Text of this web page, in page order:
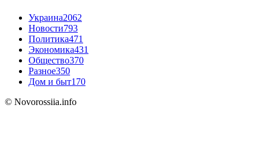
Украина2062
Новости793
Политика471
Экономика431
Общество370
Разное350
Дом и быт170
© Novorossiia.info